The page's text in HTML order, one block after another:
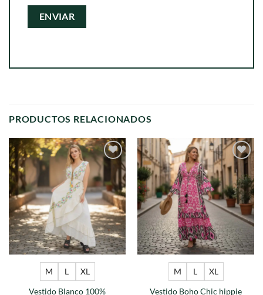
PRODUCTOS RELACIONADOS
Agregar
favoritos
M L XL
Vestido Blanco 100%
Agregar
a
favoritos
M L XL
Vestido Boho Chic hippie